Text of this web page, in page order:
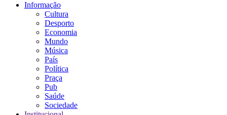
Informação
Cultura
Desporto
Economia
Mundo
Música
País
Política
Praça
Pub
Saúde
Sociedade